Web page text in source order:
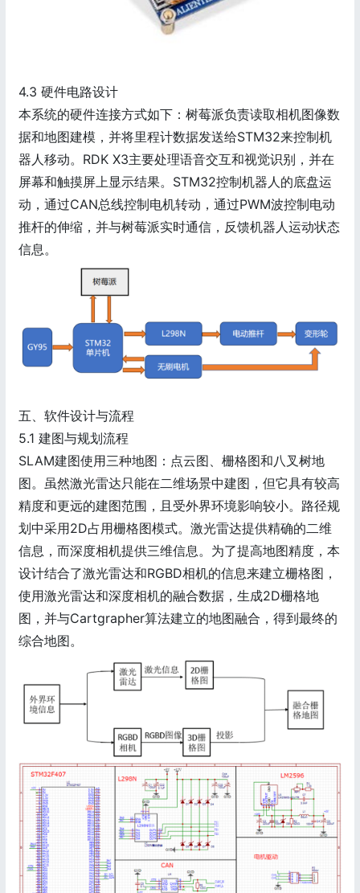
4.3 硬件电路设计
本系统的硬件连接方式如下：树莓派负责读取相机图像数
据和地图建模，并将里程计数据发送给STM32来控制机
器人移动。RDK X3主要处理语音交互和视觉识别，并在
屏幕和触摸屏上显示结果。STM32控制机器人的底盘运
动，通过CAN总线控制电机转动，通过PWM波控制电动
推杆的伸缩，并与树莓派实时通信，反馈机器人运动状态
信息。
五、软件设计与流程
5.1 建图与规划流程
SLAM建图使用三种地图：点云图、栅格图和八叉树地
图。虽然激光雷达只能在二维场景中建图，但它具有较高
精度和更远的建图范围，且受外界环境影响较小。路径规
划中采用2D占用栅格图模式。激光雷达提供精确的二维
信息，而深度相机提供三维信息。为了提高地图精度，本
设计结合了激光雷达和RGBD相机的信息来建立栅格图，
使用激光雷达和深度相机的融合数据，生成2D栅格地
图，并与Cartgrapher算法建立的地图融合，得到最终的
综合地图。